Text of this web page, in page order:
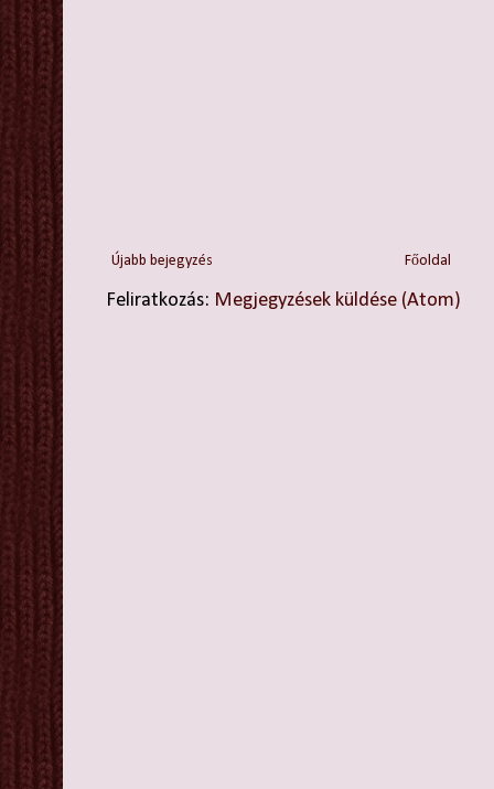
Újabb bejegyzés Főoldal
Feliratkozás: Megjegyzések küldése (Atom)